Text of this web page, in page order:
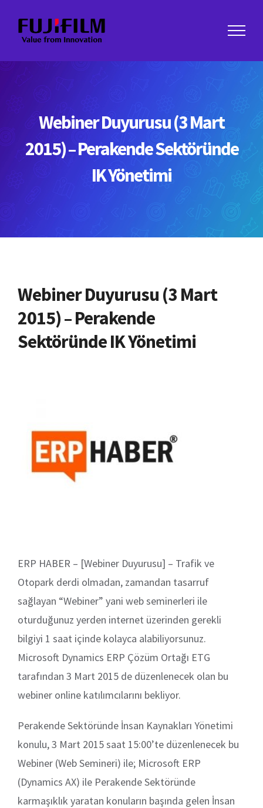
content
Webiner Duyurusu (3 Mart
2015) – Perakende Sektöründe
IK Yönetimi
Webiner Duyurusu (3 Mart
2015) – Perakende
Sektöründe IK Yönetimi
ERP HABER – [Webiner Duyurusu] – Trafik ve
Otopark derdi olmadan, zamandan tasarruf
sağlayan “Webiner” yani web seminerleri ile
oturduğunuz yerden internet üzerinden gerekli
bilgiyi 1 saat içinde kolayca alabiliyorsunuz.
Microsoft Dynamics ERP Çözüm Ortağı ETG
tarafından 3 Mart 2015 de düzenlenecek olan bu
webiner online katılımcılarını bekliyor.
Perakende Sektöründe İnsan Kaynakları Yönetimi
konulu, 3 Mart 2015 saat 15:00’te düzenlenecek bu
Webiner (Web Semineri) ile; Microsoft ERP
(Dynamics AX) ile Perakende Sektöründe
karmaşıklık yaratan konuların başında gelen İnsan